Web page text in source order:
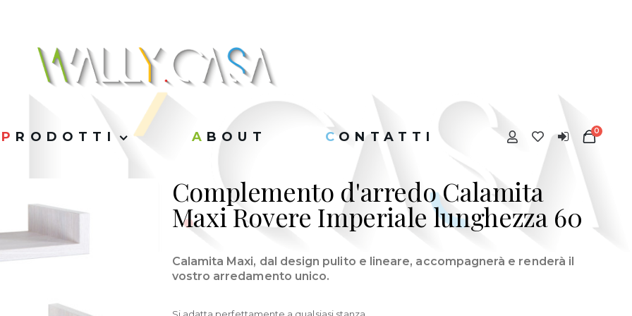
0
PRODOTTI ABOUT CONTATTI
Complemento d'arredo Calamita
Maxi Rovere Imperiale lunghezza 60
Calamita Maxi, dal design pulito e lineare, accompagnerà e renderà il
vostro arredamento unico.